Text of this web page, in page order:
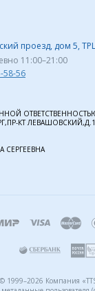
проезд, дом 5,
11:00–21:00
58-56
КТ
СЕРГЕЕВНА
© 1999–2026 Компания